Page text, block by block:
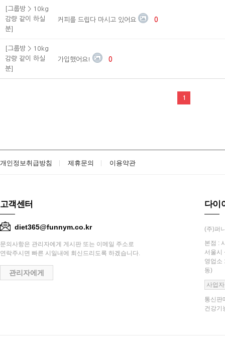
[그룹방 > 10kg
감량 같이 하실
분]
커피를 드립다 마시고 있어요 0
[그룹방 > 10kg
감량 같이 하실
분]
가입했어요! 0
1
개인정보취급방침 제휴문의 이용약관
고객센터
diet365@funnym.co.kr
문의사항은 관리자에게 게시판 또는 이메일 주소로
연락주시면 빠른 시일내에 회신드리도록 하겠습니다.
관리자에게
다이
(주)퍼
본점 :
서울시
영업소
동)
사업
통신판
건강기